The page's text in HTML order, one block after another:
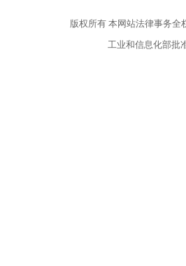
版权所有本网站法律事务全
工业和信息化部批